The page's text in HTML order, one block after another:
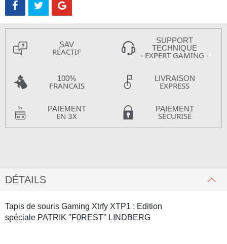
SAV
RÉACTIF
SUPPORT
TECHNIQUE
- EXPERT GAMING -
100%
FRANCAIS
LIVRAISON
EXPRESS
PAIEMENT
EN 3X
PAIEMENT
SÉCURISÉ
DÉTAILS
Tapis de souris Gaming Xtrfy XTP1 : Edition
spéciale PATRIK "F0REST" LINDBERG